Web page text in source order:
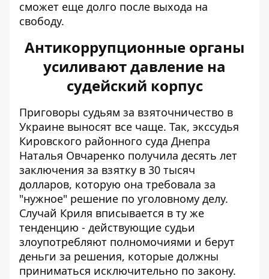
сможет еще долго после выхода на
свободу.
Антикоррупционные органы
усиливают давление на
судейский корпус
Приговоры судьям за взяточничество в
Украине выносят все чаще. Так, экссудья
Кировского районного суда Днепра
Наталья Овчаренко получила десять лет
заключения за взятку в 30 тысяч
долларов, которую она требовала за
"нужное" решение по уголовному делу.
Случай Криля вписывается в ту же
тенденцию - действующие судьи
злоупотребляют полномочиями и берут
деньги за решения, которые должны
приниматься исключительно по закону.